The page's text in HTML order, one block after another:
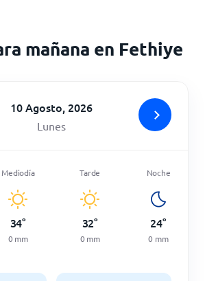
mañana en Fethiye
10 Agosto, 2026
Lunes
Mediodía
34°
0 mm
Tarde
32°
0 mm
Noche
24°
0 mm